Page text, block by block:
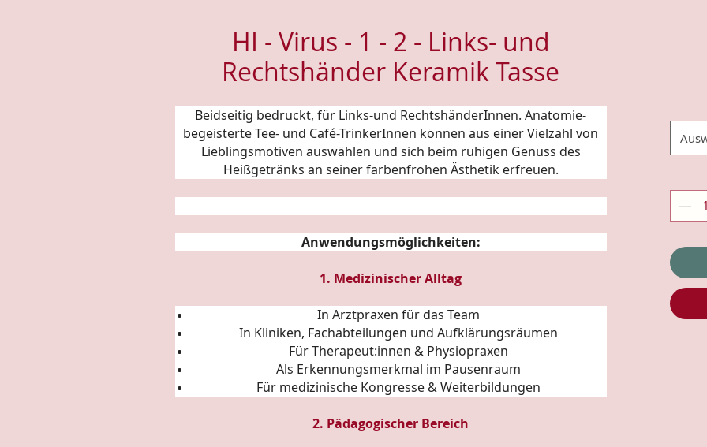
HI - Virus - 1 - 2 - Links- und
Rechtshänder Keramik Tasse
Beidseitig bedruckt, für Links-und RechtshänderInnen.Anatomie-
begeisterte Tee- und Café-TrinkerInnen können aus einer Vielzahl von
Lieblingsmotiven auswählen und sich beim ruhigen Genuss des
Heißgetränks an seiner farbenfrohen Ästhetik erfreuen.
Anwendungsmöglichkeiten:
1. Medizinischer Alltag
In Arztpraxen für das Team
In Kliniken, Fachabteilungen und Aufklärungsräumen
Für Therapeut:innen & Physiopraxen
Als Erkennungsmerkmal im Pausenraum
Für medizinische Kongresse & Weiterbildungen
2. Pädagogischer Bereich